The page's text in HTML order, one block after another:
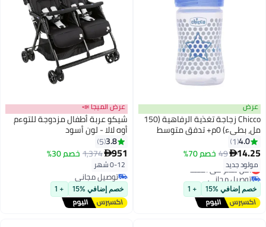
عرض
Chicco زجاجة تغذية الرفاهية (150
مل، بطيء) 0م+ تدفق متوسط
(أزرق)
4.0
1
14.25
49 خصم 70%
مولود جديد
أقل سعر في السنة
توصيل مجاني
أقل سعر في السنة
خصم إضافي %15 + 1
عرض الميجا 📣
شيكو عربة أطفال مزدوجة للتوءم
أوه لالا - لون أسود
3.8
5
951
1,374خصم 30%
0-12 شهر
توصيل مجاني
توصيل مجاني
خصم إضافي %15 + 1